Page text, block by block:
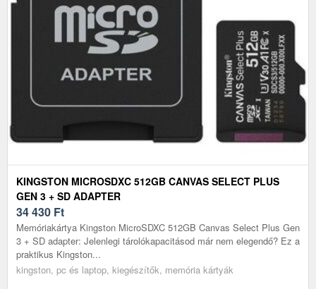
KINGSTON MICROSDXC 512GB CANVAS SELECT PLUS
GEN 3 + SD ADAPTER
34 430 Ft
Memóriakártya Kingston MicroSDXC 512GB Canvas Select Plus Gen
3 + SD adapter: Jelenlegi tárolókapacitásod már nem elegendő? Ez a
praktikus Kingston...
kingston, pc és laptop, kiegészítők, memória kártyák